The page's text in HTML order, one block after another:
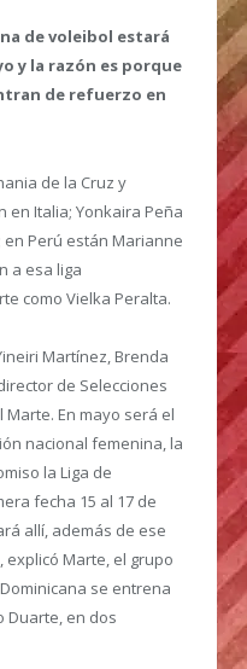
de voleibol estará
y la razón es porque
de refuerzo en
de la Cruz y
en Italia; Yonkaira Peña
en Perú están Marianne
a esa liga
como Vielka Peralta.
Martínez, Brenda
de Selecciones
En mayo será el
nacional femenina, la
la Liga de
fecha 15 al 17 de
allí, además de ese
explicó Marte, el grupo
se entrena
Duarte, en dos